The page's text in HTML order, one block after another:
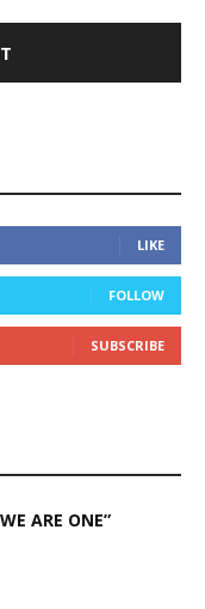
LIKE
FOLLOW
SUBSCRIBE
ARE ONE”